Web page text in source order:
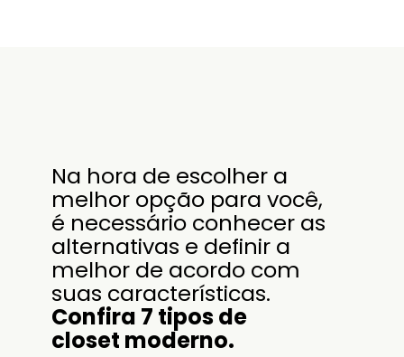
Na hora de escolher a
melhor opção para você,
é necessário conhecer as
alternativas e definir a
melhor de acordo com
suas características.
Confira 7 tipos de
closet moderno.